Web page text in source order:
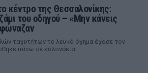
κέντρο της Θεσσαλονίκης:
του οδηγού – «Μην κάνεις
ταχυτήτων το λευκό όχημα έχασε τον
πάνω σε κολονάκια.